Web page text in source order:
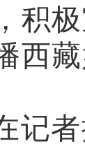
积
西
记